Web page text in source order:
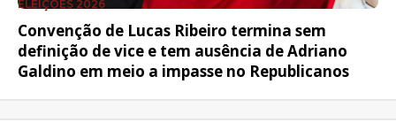
ELEIÇÕES 2026
Convenção de Lucas Ribeiro termina sem
definição de vice e tem ausência de Adriano
Galdino em meio a impasse no Republicanos